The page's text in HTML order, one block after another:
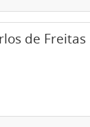
de Freitas